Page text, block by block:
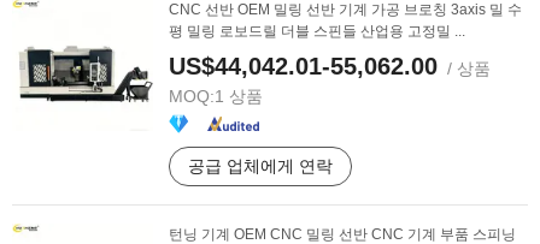
CNC 선반 OEM 밀링 선반 기계 가공 브로칭 3axis 밀 수
평 밀링 로보드릴 더블 스핀들 산업용 고정밀 ...
US$44,042.01-55,062.00 / 상품
MOQ:1 상품
공급 업체에게 연락
턴닝 기계 OEM CNC 밀링 선반 CNC 기계 부품 스피닝